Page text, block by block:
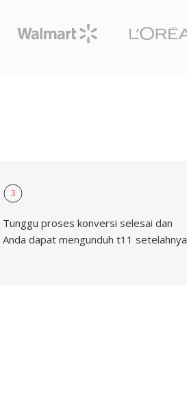
3
Tunggu proses konversi selesai dan
Anda dapat mengunduh t11 setelahnya